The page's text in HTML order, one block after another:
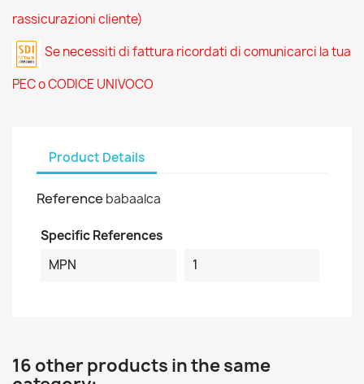
rassicurazioni cliente)
Se necessiti di fattura ricordati di comunicarci la tua
PEC o CODICE UNIVOCO
Product Details
Reference babaalca
Specific References
MPN
1
16 other products in the same